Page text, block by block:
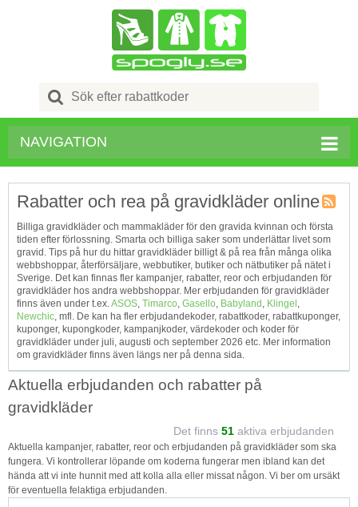
Search
for:
NAVIGATION
Tagg
RSS
Rabatter och rea på gravidkläder online
Billiga gravidkläder och mammakläder för den gravida kvinnan och första
tiden efter förlossning. Smarta och billiga saker som underlättar livet som
gravid. Tips på hur du hittar gravidkläder billigt & på rea från många olika
webbshoppar, återförsäljare, webbutiker, butiker och nätbutiker på nätet i
Sverige. Det kan finnas fler kampanjer, rabatter, reor och erbjudanden för
gravidkläder hos andra webbshoppar. Mer erbjudanden för gravidkläder
finns även under t.ex.ASOS, Timarco, Gasello, Babyland , Klingel ,
Newchic, mfl. De kan ha fler erbjudandekoder, rabattkoder, rabattkuponger,
kuponger, kupongkoder, kampanjkoder, värdekoder och koder för
gravidkläder under juli, augusti och september 2026 etc. Mer information
om gravidkläder finns även längs ner på denna sida.
Aktuella erbjudanden och rabatter på
gravidkläder
Det finns 51 aktiva erbjudanden
Aktuella kampanjer, rabatter, reor och erbjudanden på gravidkläder som ska
fungera. Vi kontrollerar löpande om koderna fungerar men ibland kan det
hända att vi inte hunnit med att kolla alla eller missat någon. Vi ber om ursäkt
för eventuella felaktiga erbjudanden.